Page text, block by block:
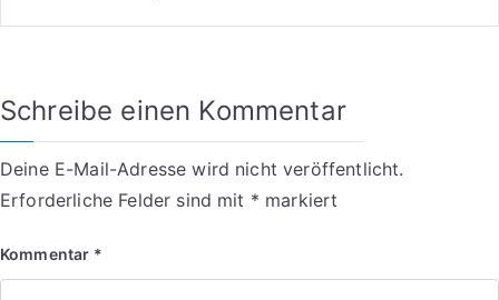
Schreibe einen Kommentar
Deine E-Mail-Adresse wird nicht veröffentlicht.
Erforderliche Felder sind mit * markiert
Kommentar *